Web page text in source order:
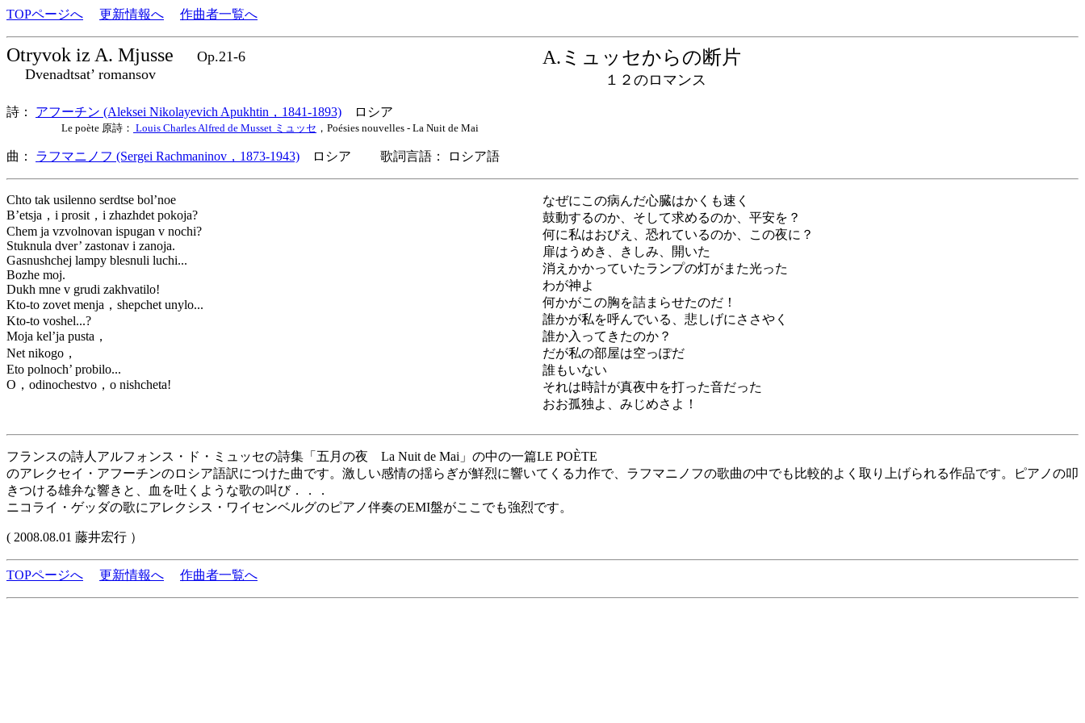
TOPページへ 更新情報へ 作曲者一覧へ
Otryvok iz A. Mjusse
Op.21-6
Dvenadtsat’ romansov
A.ミュッセからの断片
１２のロマンス
詩： アフーチン (Aleksei Nikolayevich Apukhtin，1841-1893) ロシア
Le poète 原詩： Louis Charles Alfred de Musset ミュッセ ，Poésies nouvelles - La Nuit de Mai
曲： ラフマニノフ (Sergei Rachmaninov，1873-1943) ロシア 歌詞言語： ロシア語
Chto tak usilenno serdtse bol’noe
B’etsja，i prosit，i zhazhdet pokoja?
Chem ja vzvolnovan ispugan v nochi?
Stuknula dver’ zastonav i zanoja.
Gasnushchej lampy blesnuli luchi...
Bozhe moj.
Dukh mne v grudi zakhvatilo!
Kto-to zovet menja，shepchet unylo...
Kto-to voshel...?
Moja kel’ja pusta，
Net nikogo，
Eto polnoch’ probilo...
O，odinochestvo，o nishcheta!
なぜにこの病んだ心臓はかくも速く
鼓動するのか、そして求めるのか、平安を？
何に私はおびえ、恐れているのか、この夜に？
扉はうめき、きしみ、開いた
消えかかっていたランプの灯がまた光った
わが神よ
何かがこの胸を詰まらせたのだ！
誰かが私を呼んでいる、悲しげにささやく
誰か入ってきたのか？
だが私の部屋は空っぽだ
誰もいない
それは時計が真夜中を打った音だった
おお孤独よ、みじめさよ！
フランスの詩人アルフォンス・ド・ミュッセの詩集「五月の夜 La Nuit de Mai」の中の一篇LE POÈTE
のアレクセイ・アフーチンのロシア語訳につけた曲です。激しい感情の揺らぎが鮮烈に響いてくる力作で、ラフマニノフの歌曲の中でも比較的よく取り上げられる作品です。ピアノの叩
きつける雄弁な響きと、血を吐くような歌の叫び．．．
ニコライ・ゲッダの歌にアレクシス・ワイセンベルグのピアノ伴奏のEMI盤がここでも強烈です。
( 2008.08.01 藤井宏行 ）
TOPページへ 更新情報へ 作曲者一覧へ